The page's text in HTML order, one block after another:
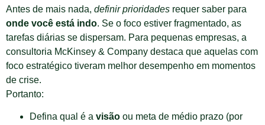
Antes de mais nada, definir prioridades requer saber para
onde você está indo. Se o foco estiver fragmentado, as
tarefas diárias se dispersam. Para pequenas empresas, a
consultoria McKinsey & Company destaca que aquelas com
foco estratégico tiveram melhor desempenho em momentos
de crise.
Portanto:
Defina qual é a visão ou meta de médio prazo (por